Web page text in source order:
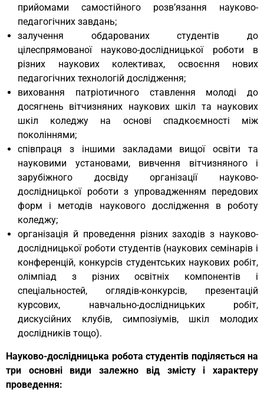
прийомами самостійного розв’язання науково-
педагогічних завдань;
залучення обдарованих студентів до
цілеспрямованої науково-дослідницької роботи в
різних наукових колективах, освоєння нових
педагогічних технологій дослідження;
виховання патріотичного ставлення молоді до
досягнень вітчизняних наукових шкіл та наукових
шкіл коледжу на основі спадкоємності між
поколіннями;
співпраця з іншими закладами вищої освіти та
науковими установами, вивчення вітчизняного і
зарубіжного досвіду організації науково-
дослідницької роботи з упровадженням передових
форм і методів наукового дослідження в роботу
коледжу;
організація й проведення різних заходів з науково-
дослідницької роботи студентів (наукових семінарів і
конференцій, конкурсів студентських наукових робіт,
олімпіад з різних освітніх компонентів і
спеціальностей, оглядів-конкурсів, презентацій
курсових, навчально-дослідницьких робіт,
дискусійних клубів, симпозіумів, шкіл молодих
дослідників тощо).
Науково-дослідницька робота студентів поділяється на
три основні види залежно від змісту і характеру
проведення: